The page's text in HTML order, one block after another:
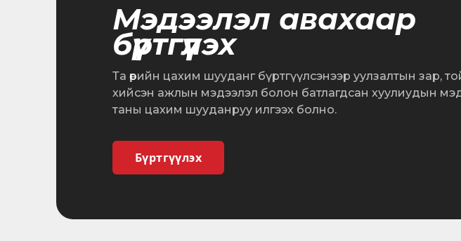
Мэдээлэл авахаар
бүртгүүлэх
Та өөрийн цахим шууданг бүртгүүлсэнээр уулзалтын зар,
хийсэн ажлын мэдээлэл болон батлагдсан хуулиудын
таны цахим шууданруу илгээх болно.
Бүртгүүлэх